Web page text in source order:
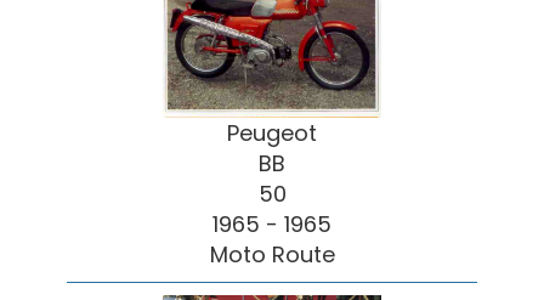
Peugeot
BB
50
1965 - 1965
Moto Route